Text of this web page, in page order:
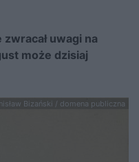
zwracał uwagi na
może dzisiaj
Bizański / domena publiczna